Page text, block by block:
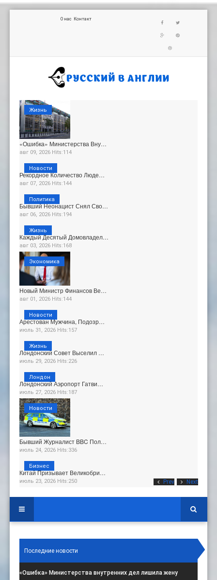
О нас Контакт
Prev Next
«Ошибка» Министерства Вну…
авг 09, 2026 Hits:114
Жизнь
Рекордное Количество Люде…
авг 07, 2026 Hits:144
Новости
Бывший Неонацист Снял Сво…
авг 06, 2026 Hits:194
Политика
Каждый Десятый Домовладел…
авг 03, 2026 Hits:168
Жизнь
Новый Министр Финансов Ве…
авг 01, 2026 Hits:144
Экономика
Арестован Мужчина, Подозр…
июль 31, 2026 Hits:157
Новости
Лондонский Совет Выселил …
июль 29, 2026 Hits:226
Жизнь
Лондонский Аэропорт Гатви…
июль 27, 2026 Hits:187
Лондон
Бывший Журналист BBC Пол…
июль 24, 2026 Hits:336
Новости
Китай Призывает Великобри…
июль 23, 2026 Hits:250
Бизнес
Последние новости
«Ошибка» Министерства внутренних дел лишила жену